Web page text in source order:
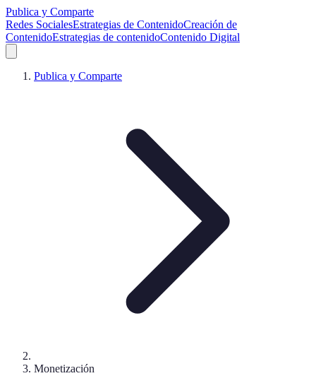
Publica y Comparte
Redes SocialesEstrategias de ContenidoCreación de
ContenidoEstrategias de contenidoContenido Digital
Publica y Comparte
Monetización